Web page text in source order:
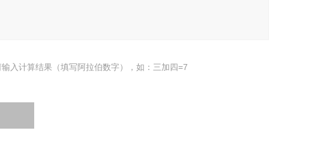
输入计算结果（填写阿拉伯数字），如：三加四=7